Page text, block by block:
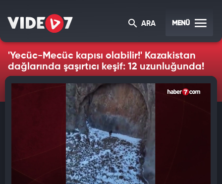
ARA MENÜ
'Yecüc-Mecüc kapısı olabilir!' Kazakistan
dağlarında şaşırtıcı keşif: 12 uzunluğunda!